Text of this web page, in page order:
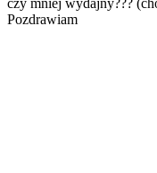
czy mniej wydajny???
Pozdrawiam